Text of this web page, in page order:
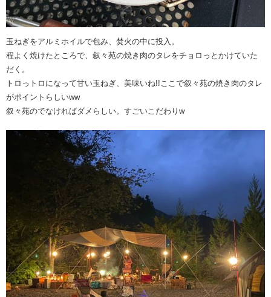
玉ねぎをアルミホイルで包み、焚火の中に投入。
程よく焼けたところで、叙々苑の焼き肉のタレをチョロっとかけていた
だく。
トロっトロになって甘い玉ねぎ、美味いね!!ここで叙々苑の焼き肉のタレ
がポイントらしいww
叙々苑のでなければダメらしい。すごいこだわりw